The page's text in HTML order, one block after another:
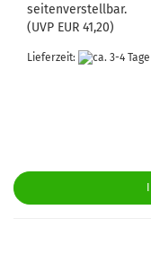
seitenverstellbar.
(UVP EUR 41,20)
Lieferzeit: